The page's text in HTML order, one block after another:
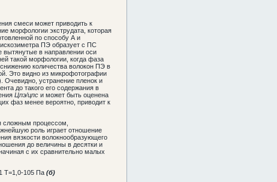
смеси может приводить к
морфологии экструдата, которая
по способу А и
ПЭ образует с ПС
вытянутые в направлении оси
такой морфологии, когда фаза
количества волокон ПЭ в
Это видно из микрофотографии
Очевидно, устранение пленок и
до такого его содержания в
Цпэ/цпс и может быть оценена
фаз менее вероятно, приводит к
сложным процессом,
роль играет отношение
вязкости волокнообразующего
до величины в десятки и
с их сравнительно малых
Т=1,0-105 Па (б)